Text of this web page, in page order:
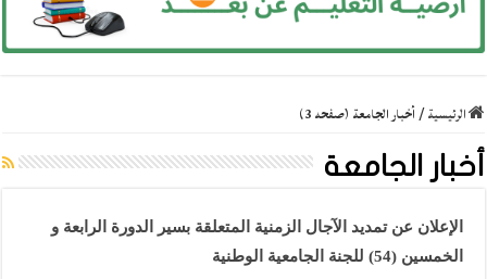
الرئيسية/أخبار الجامعة (صفحه 3)
أخبار الجامعة
الإعلان عن تمديد الآجال الزمنية المتعلقة بسير الدورة الرابعة و
الخمسين (54) للجنة الجامعية الوطنية